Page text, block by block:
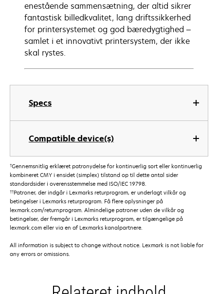
Specs
Compatible device(s)
enestående sammensætning, der altid sikrer
fantastisk billedkvalitet, lang driftssikkerhed
for printersystemet og god bæredygtighed –
samlet i et innovativt printersystem, der ikke
skal rystes.
†Gennemsnitlig erklæret patronydelse for kontinuerlig sort eller kontinuerlig
kombineret CMY i ensidet (simplex) tilstand op til dette antal sider
standardsider i overensstemmelse med ISO/IEC 19798.
††Patroner, der indgår i Lexmarks returprogram, er underlagt vilkår og
betingelser i Lexmarks returprogram. Få flere oplysninger på
lexmark.com/returnprogram. Almindelige patroner uden de vilkår og
betingelser, der fremgår i Lexmarks returprogram, er tilgængelige på
lexmark.com eller via en af Lexmarks kanalpartnere.
All information is subject to change without notice. Lexmark is not liable for
any errors or omissions.